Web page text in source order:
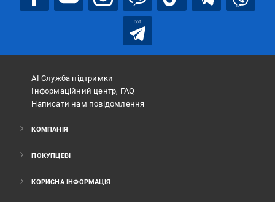
bot
АІ Служба підтримки
Інформаційний центр, FAQ
Написати нам повідомлення
КОМПАНІЯ
ПОКУПЦЕВІ
КОРИСНА ІНФОРМАЦІЯ